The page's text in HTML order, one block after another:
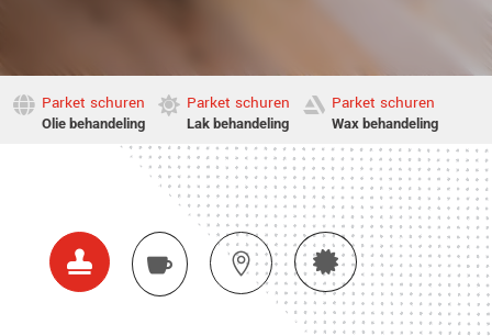
 Parket schuren
Olie behandeling
 Parket schuren
Lak behandeling
 Parket schuren
Wax behandeling
   